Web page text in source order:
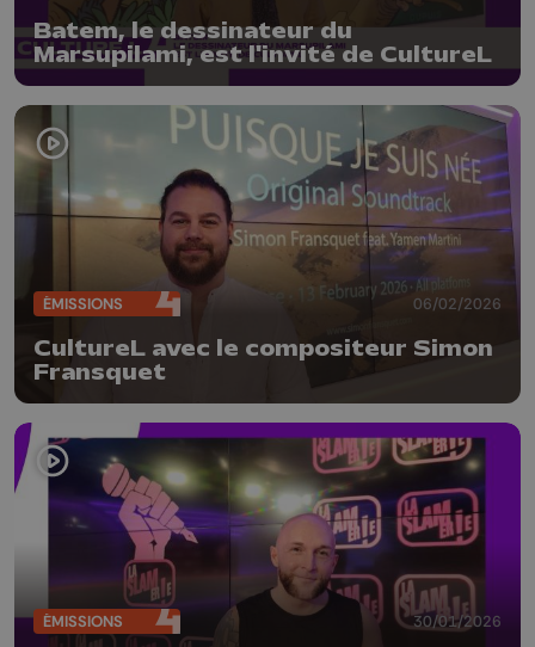
Batem, le dessinateur du
Marsupilami, est l'invité de CultureL
ÉMISSIONS 06/02/2026
CultureL avec le compositeur Simon
Fransquet
ÉMISSIONS 30/01/2026